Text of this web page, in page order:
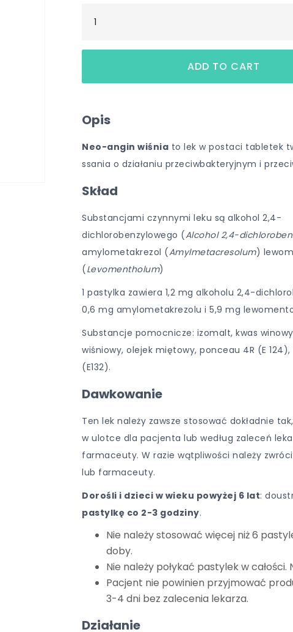
Opis
Neo-angin wiśnia to lek w postaci tabletek
ssania o działaniu przeciwbakteryjnym i
Skład
Substancjami czynnymi leku są alkohol 2,4-
dichlorobenzylowego (Alcohol 2,4-
amylometakrezol (Amylmetacresolum)
(Levomentholum)
1 pastylka zawiera 1,2 mg alkoholu 2,4-
0,6 mg amylometakrezolu i 5,9 mg
Substancje pomocnicze: izomalt, kwas
wiśniowy, olejek miętowy, ponceau 4R (E
(E132).
Dawkowanie
Ten lek należy zawsze stosować dokładnie
w ulotce dla pacjenta lub według zaleceń
farmaceuty. W razie wątpliwości należy
lub farmaceuty.
Dorośli i dzieci w wieku powyżej 6 lat:
pastylkę co 2-3 godziny.
Nie należy stosować więcej niż 6
doby.
Nie należy połykać pastylek w całości.
Pacjent nie powinien przyjmować
3-4 dni bez zalecenia lekarza.
Działanie